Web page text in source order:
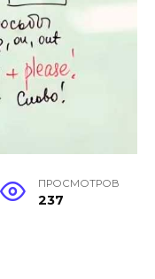
ПРОСМОТРОВ
237